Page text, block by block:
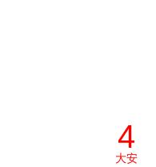
4
大安